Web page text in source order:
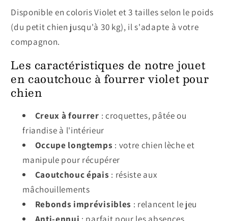
Disponible en coloris Violet et 3 tailles selon le poids
(du petit chien jusqu'à 30 kg), il s'adapte à votre
compagnon.
Les caractéristiques de notre jouet
en caoutchouc à fourrer violet pour
chien
Creux à fourrer : croquettes, pâtée ou
friandise à l'intérieur
Occupe longtemps : votre chien lèche et
manipule pour récupérer
Caoutchouc épais : résiste aux
mâchouillements
Rebonds imprévisibles : relancent le jeu